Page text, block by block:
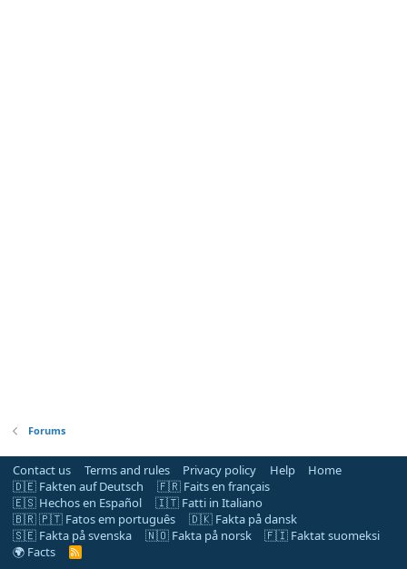
Forums
Contact us Terms and rules Privacy policy Help
Home
🇩🇪 Fakten auf Deutsch
🇫🇷 Faits en français
🇪🇸 Hechos en Español
🇮🇹 Fatti in Italiano
🇧🇷 🇵🇹 Fatos em português
🇩🇰 Fakta på dansk
🇸🇪 Fakta på svenska
🇳🇴 Fakta på norsk
🇫🇮 Faktat suomeksi
🌍 Facts
R